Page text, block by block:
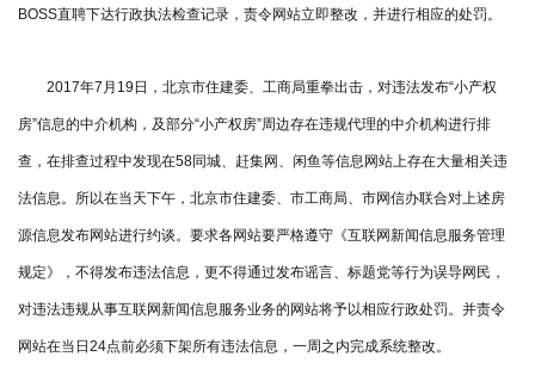
BOSS直聘下达行政执法检查记录，责令网站立即整改，并进行相应的处罚。
2017年7月19日，北京市住建委、工商局重拳出击，对违法发布“小产权
房”信息的中介机构，及部分“小产权房”周边存在违规代理的中介机构进行排
查，在排查过程中发现在58同城、赶集网、闲鱼等信息网站上存在大量相关违
法信息。所以在当天下午，北京市住建委、市工商局、市网信办联合对上述房
源信息发布网站进行约谈。要求各网站要严格遵守《互联网新闻信息服务管理
规定》，不得发布违法信息，更不得通过发布谣言、标题党等行为误导网民，
对违法违规从事互联网新闻信息服务业务的网站将予以相应行政处罚。并责令
网站在当日24点前必须下架所有违法信息，一周之内完成系统整改。